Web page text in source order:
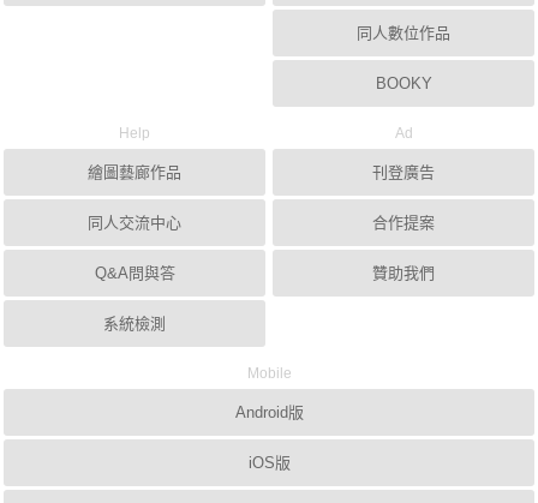
同人數位作品
BOOKY
Help
繪圖藝廊作品
同人交流中心
Q&A問與答
系統檢測
Ad
刊登廣告
合作提案
贊助我們
Mobile
Android版
iOS版